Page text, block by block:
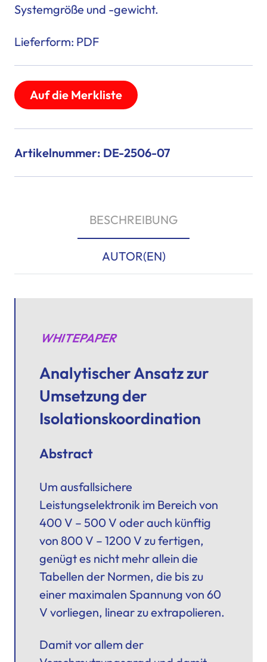
Systemgröße und -gewicht.
Lieferform: PDF
Auf die Merkliste
Artikelnummer: DE-2506-07
BESCHREIBUNG
AUTOR(EN)
WHITEPAPER
Analytischer Ansatz zur
Umsetzung der
Isolationskoordination
Abstract
Um ausfallsichere
Leistungselektronik im Bereich von
400 V – 500 V oder auch künftig
von 800 V – 1200 V zu fertigen,
genügt es nicht mehr allein die
Tabellen der Normen, die bis zu
einer maximalen Spannung von 60
V vorliegen, linear zu extrapolieren.
Damit vor allem der